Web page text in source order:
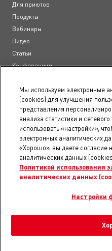
Для приютов
Продукты
Вебинары
Видео
Статьи
Конференции
Документы
Пользовательское соглашение
Положение о
Правила использования сайта
Доступность
Карта сайта
Уведомление о файлах
© 2026 Royal Canin SAS. Все
Входит в группу компаний Mars,
Мы используем электронные
(cookies) для улучшения
представления
анализа статистики и
использовать «настройки»,
электронных аналитических
«Хорошо», вы даете согласие
аналитических данных
Политикой использования
аналитических данных
Настройки